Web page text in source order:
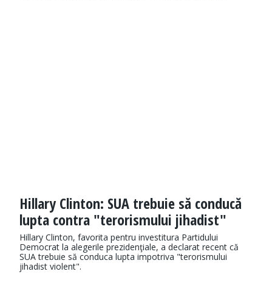
Hillary Clinton: SUA trebuie să conducă
lupta contra "terorismului jihadist"
Hillary Clinton, favorita pentru investitura Partidului
Democrat la alegerile prezidenţiale, a declarat recent că
SUA trebuie să conduca lupta impotriva "terorismului
jihadist violent".